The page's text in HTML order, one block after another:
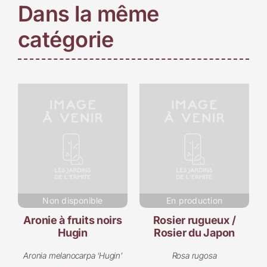
Dans la même
catégorie
Non disponible
Aronie à fruits noirs
Hugin
Aronia melanocarpa ‘Hugin’
En production
Rosier rugueux /
Rosier du Japon
Rosa rugosa